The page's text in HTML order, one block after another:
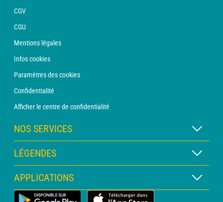
CGV
CGU
Mentions légales
Infos cookies
Paramètres des cookies
Confidentialité
Afficher le centre de confidentialité
NOS SERVICES
Abonnement METEO Xpert
Abonnement METEO PRO
Consultation avec un prévisionniste
Bulletin PRO
LÉGENDES
Légende des cartes
Légende des pictogrammes
APPLICATIONS
Application Météo Terrestre